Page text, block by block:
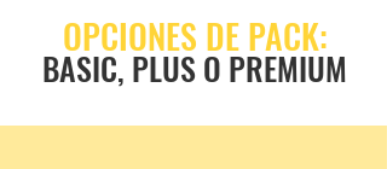
OPCIONES DE PACK:
BASIC, PLUS O PREMIUM